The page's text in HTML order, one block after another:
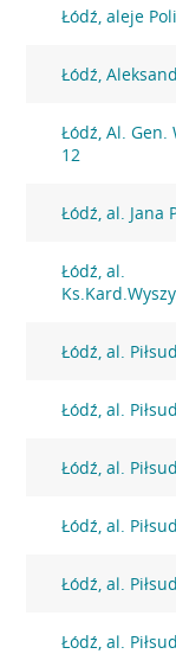
Łódź, aleje
Łódź,
Łódź, Al. Gen.
12
Łódź, al. Jana
Łódź, al.
Łódź, al.
Łódź, al.
Łódź, al.
Łódź, al.
Łódź, al.
Łódź, al.